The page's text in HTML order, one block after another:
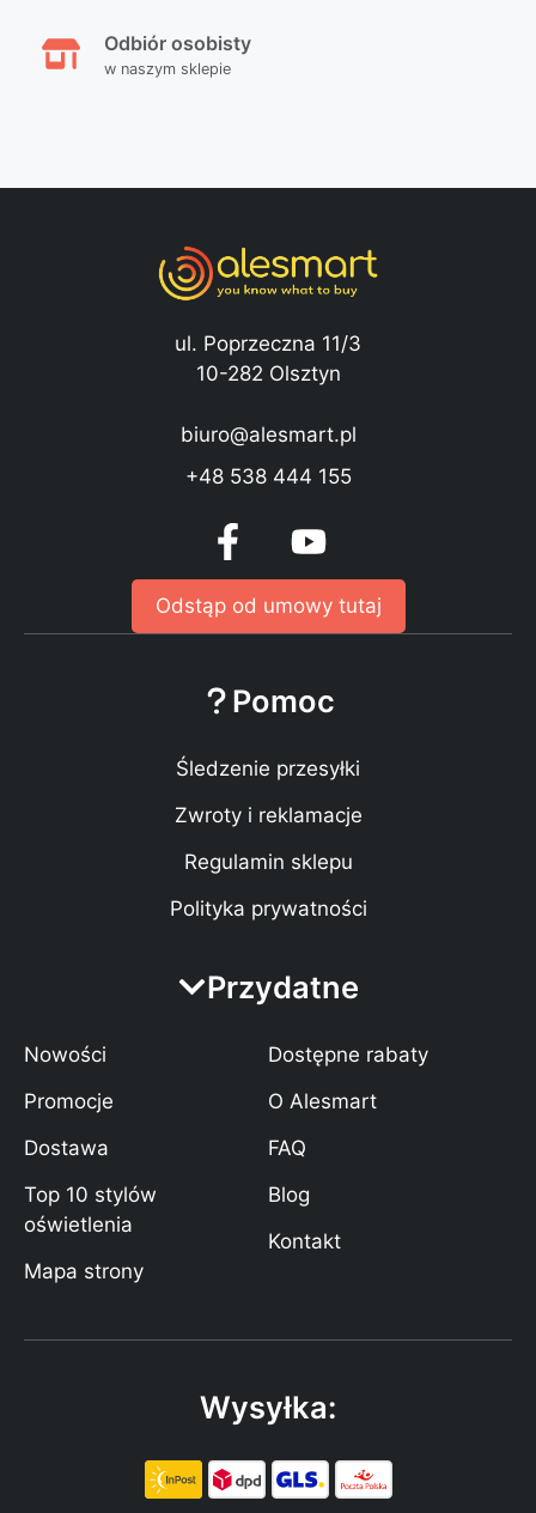
Odbiór osobisty
w naszym sklepie
ul. Poprzeczna 11/3
10-282 Olsztyn
biuro@alesmart.pl
+48 538 444 155
Odstąp od umowy tutaj
Pomoc
Śledzenie przesyłki
Zwroty i reklamacje
Regulamin sklepu
Polityka prywatności
Przydatne
Nowości
Promocje
Dostawa
Top 10 stylów
oświetlenia
Mapa strony
Dostępne rabaty
O Alesmart
FAQ
Blog
Kontakt
Wysyłka: